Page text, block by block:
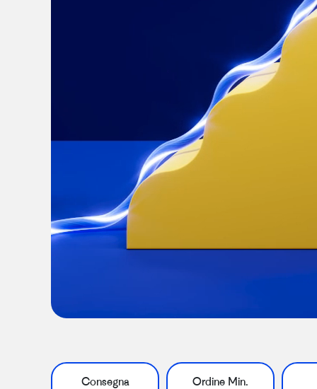
Consegna Ordine Min.